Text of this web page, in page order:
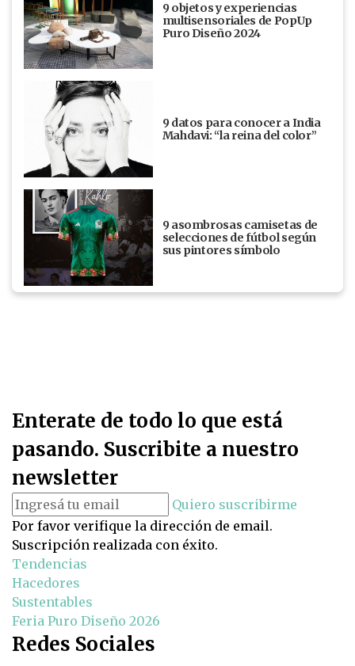
9 objetos y experiencias
multisensoriales de PopUp
Puro Diseño 2024
9 datos para conocer a India
Mahdavi: “la reina del color”
9 asombrosas camisetas de
selecciones de fútbol según
sus pintores símbolo
Enterate de todo lo que está
pasando. Suscribite a nuestro
newsletter
Quiero suscribirme
Por favor verifique la dirección de email.
Suscripción realizada con éxito.
Tendencias
Hacedores
Sustentables
Feria Puro Diseño 2026
Redes Sociales